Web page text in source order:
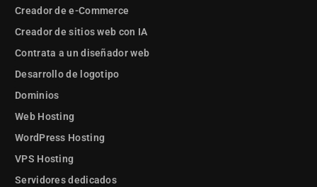
Creador de e-Commerce
Creador de sitios web con IA
Contrata a un diseñador web
Desarrollo de logotipo
Dominios
Web Hosting
WordPress Hosting
VPS Hosting
Servidores dedicados